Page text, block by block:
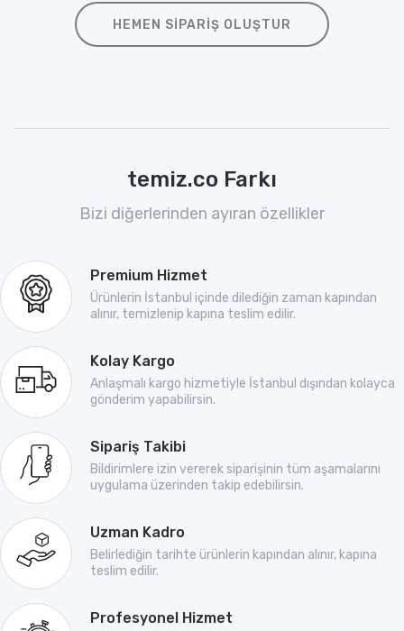
HEMEN SIPARIŞ OLUŞTUR
temiz.co Farkı
Bizi diğerlerinden ayıran özellikler
Premium Hizmet
Ürünlerin İstanbul içinde dilediğin zaman kapından
alınır, temizlenip kapına teslim edilir.
Kolay Kargo
Anlaşmalı kargo hizmetiyle İstanbul dışından kolayca
gönderim yapabilirsin.
Sipariş Takibi
Bildirimlere izin vererek siparişinin tüm aşamalarını
uygulama üzerinden takip edebilirsin.
Uzman Kadro
Belirlediğin tarihte ürünlerin kapından alınır, kapına
teslim edilir.
Profesyonel Hizmet